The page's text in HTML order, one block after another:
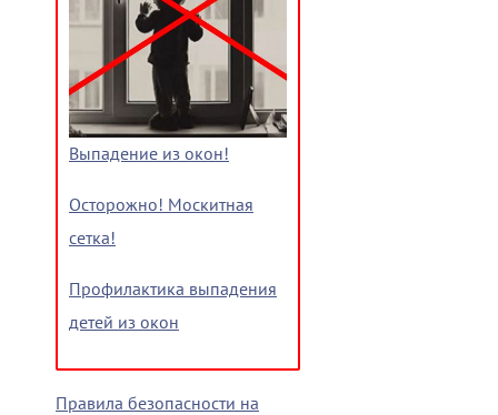
Выпадение из окон!
Осторожно! Москитная
сетка!
Профилактика выпадения
детей из окон
Правила безопасности на